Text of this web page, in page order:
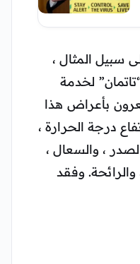
سبيل المثال ،
لخدمة
بأعراض هذا
درجة الحرارة ،
، والسعال ،
والرائحة. وفقد